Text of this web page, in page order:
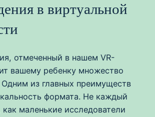
в виртуальной
отмеченный в нашем VR-
вашему ребенку множество
Одним из главных преимуществ
формата. Не каждый
маленькие исследователи